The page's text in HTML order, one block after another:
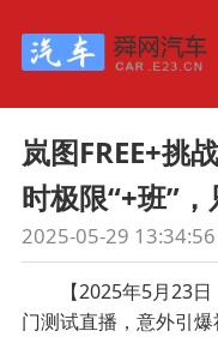
岚图FREE+挑
时极限“+班”，
2025-05-29 13:34:56
【2025年5月23日
门测试直播，意外引